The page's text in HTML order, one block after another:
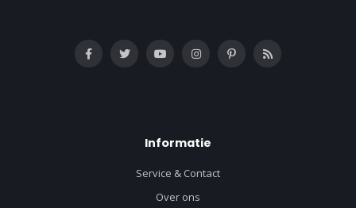
Informatie
Service & Contact
Over ons